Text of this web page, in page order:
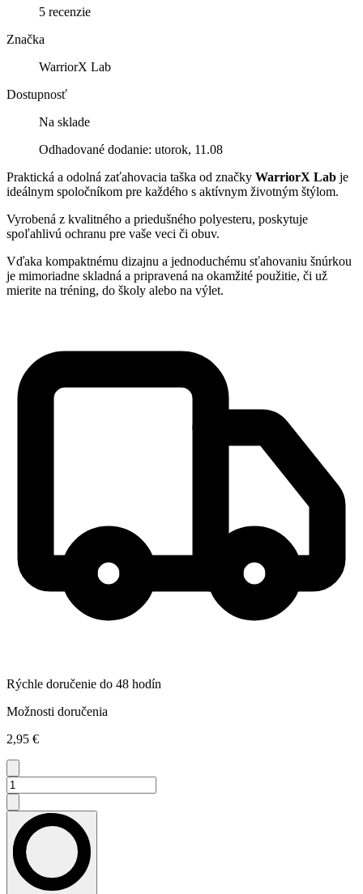
5 recenzie
Značka
WarriorX Lab
Dostupnosť
Na sklade
Odhadované dodanie: utorok, 11.08
Praktická a odolná zaťahovacia taška od značky WarriorX Lab je
ideálnym spoločníkom pre každého s aktívnym životným štýlom.
Vyrobená z kvalitného a priedušného polyesteru, poskytuje
spoľahlivú ochranu pre vaše veci či obuv.
Vďaka kompaktnému dizajnu a jednoduchému sťahovaniu šnúrkou
je mimoriadne skladná a pripravená na okamžité použitie, či už
mierite na tréning, do školy alebo na výlet.
Rýchle doručenie do 48 hodín
Možnosti doručenia
2,95 €